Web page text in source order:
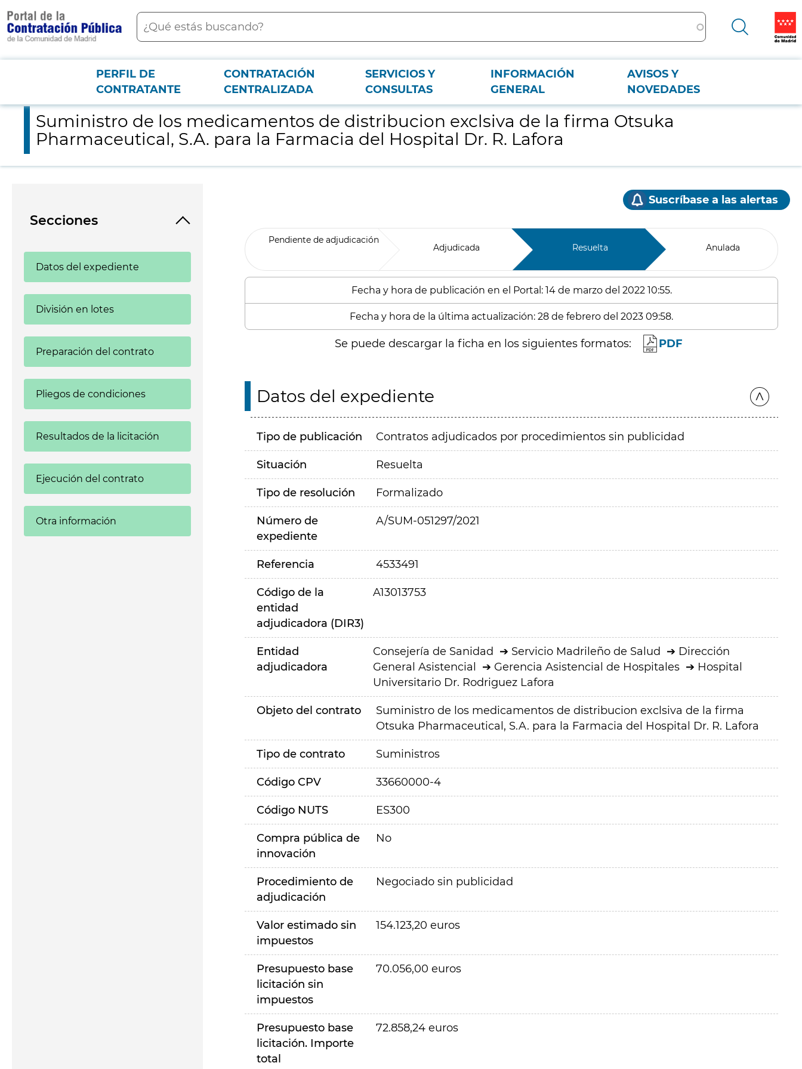
contenido
principal
Buscar
Menú PCON
PERFIL DE
CONTRATANTE
CONTRATACIÓN
CENTRALIZADA
SERVICIOS Y
CONSULTAS
INFORMACIÓN
GENERAL
AVISOS Y
NOVEDADES
Suministro de los medicamentos de distribucion exclsiva de la firma Otsuka Pharmaceutical, S.A. para la Farmacia del Hospital Dr. R. Lafora
Suministro de los medicamentos de distribucion exclsiva de la firma Otsuka
Pharmaceutical, S.A. para la Farmacia del Hospital Dr. R. Lafora
Secciones
Datos del expediente
División en lotes
Preparación del contrato
Pliegos de condiciones
Resultados de la licitación
Ejecución del contrato
Otra información
Suscríbase a las alertas
Pendiente de adjudicación
Adjudicada Resuelta Anulada
Fecha y hora de publicación en el Portal: 14 de marzo del 2022 10:55.
Fecha y hora de la última actualización: 28 de febrero del 2023 09:58.
Se puede descargar la ficha en los siguientes formatos: PDF
Datos del expediente
Tipo de publicación Contratos adjudicados por procedimientos sin publicidad
Situación Resuelta
Tipo de resolución Formalizado
Número de
expediente
A/SUM-051297/2021
Referencia 4533491
Código de la
entidad
adjudicadora (DIR3)
A13013753
Entidad
adjudicadora
Consejería de Sanidad Servicio Madrileño de Salud
Dirección
General Asistencial
Gerencia Asistencial de Hospitales
Hospital
Universitario Dr. Rodriguez Lafora
Objeto del contrato
Suministro de los medicamentos de distribucion exclsiva de la firma
Otsuka Pharmaceutical, S.A. para la Farmacia del Hospital Dr. R. Lafora
Tipo de contrato Suministros
Código CPV 33660000-4
Código NUTS ES300
Compra pública de
innovación
No
Procedimiento de
adjudicación
Negociado sin publicidad
Valor estimado sin
impuestos
154.123,20 euros
Presupuesto base
licitación sin
impuestos
70.056,00 euros
Presupuesto base
licitación. Importe
total
72.858,24 euros